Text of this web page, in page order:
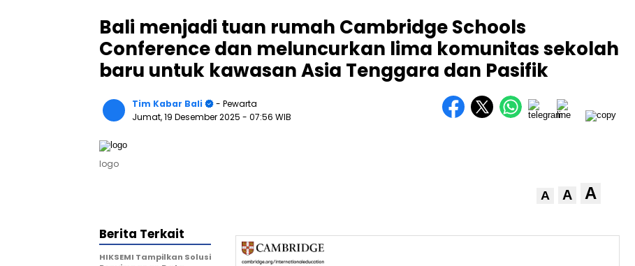
Bali menjadi tuan rumah Cambridge Schools
Conference dan meluncurkan lima komunitas sekolah
baru untuk kawasan Asia Tenggara dan Pasifik
Tim Kabar Bali
- Pewarta
Jumat, 19 Desember 2025 - 07:56 WIB
logo
A A A
Berita Terkait
HIKSEMI Tampilkan Solusi